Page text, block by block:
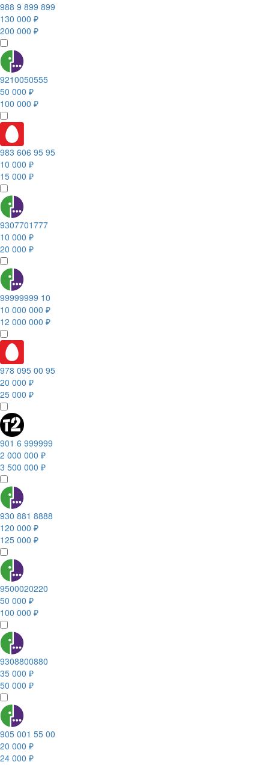
988 9 899 899
130 000 ₽
200 000 ₽
9210050555
50 000 ₽
100 000 ₽
983 606 95 95
10 000 ₽
15 000 ₽
9307701777
10 000 ₽
20 000 ₽
99999999 10
10 000 000 ₽
12 000 000 ₽
978 095 00 95
20 000 ₽
25 000 ₽
901 6 999999
2 000 000 ₽
3 500 000 ₽
930 881 8888
120 000 ₽
125 000 ₽
9500020220
50 000 ₽
100 000 ₽
9308800880
35 000 ₽
50 000 ₽
905 001 55 00
20 000 ₽
24 000 ₽